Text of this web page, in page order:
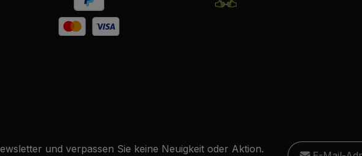
und verpassen Sie keine Neuigkeit oder Aktion. E-Mail-Adresse*